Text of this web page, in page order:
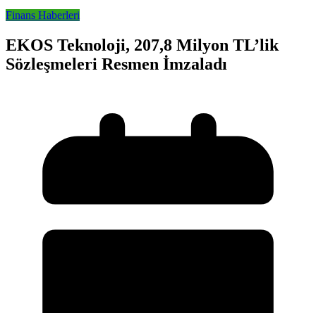
Finans Haberleri
EKOS Teknoloji, 207,8 Milyon TL’lik
Sözleşmeleri Resmen İmzaladı